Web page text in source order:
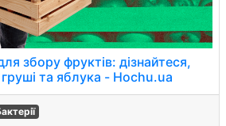
збору фруктів: дізнайтеся,
та яблука - Hochu.ua